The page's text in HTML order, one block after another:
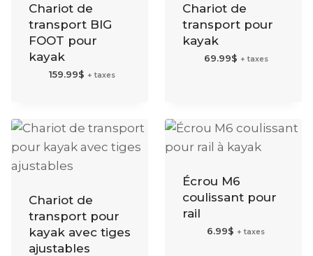
Chariot de
transport BIG
FOOT pour
kayak
159.99$ + taxes
Chariot de
transport pour
kayak
69.99$ + taxes
Chariot de
transport pour
kayak avec tiges
ajustables
Écrou M6
coulissant pour
rail
6.99$ + taxes